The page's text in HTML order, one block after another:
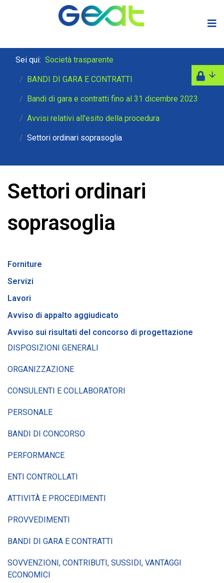
Sei qui: Società trasparente
BANDI DI GARA E CONTRATTI
Bandi di gara e contratti fino al 31 dicembre 2023
Avvisi relativi all’esito della procedura
Settori ordinari soprasoglia
Settori ordinari
soprasoglia
Forniture
Servizi
Lavori
Avviso di appalto aggiudicato
Avviso sui risultati del concorso di progettazione
DISPOSIZIONI GENERALI
ORGANIZZAZIONE
CONSULENTI E COLLABORATORI
PERSONALE
BANDI DI CONCORSO
PERFORMANCE
ENTI CONTROLLATI
ATTIVITÀ E PROCEDIMENTI
PROVVEDIMENTI
BANDI DI GARA E CONTRATTI
SOVVENZIONI, CONTRIBUTI, SUSSIDI, VANTAGGI
ECONOMICI